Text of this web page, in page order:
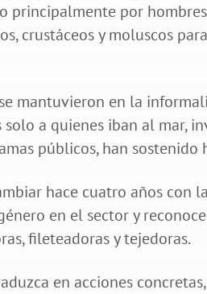
principalmente por
crustáceos y moluscos
mantuvieron en la
a quienes iban al mar,
públicos, han
hace cuatro años con
en el sector y
fileteadoras y tejedoras.
en acciones